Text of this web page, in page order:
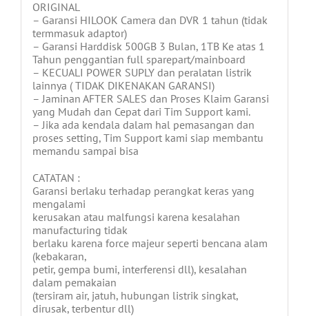
ORIGINAL
– Garansi HILOOK Camera dan DVR 1 tahun (tidak
termmasuk adaptor)
– Garansi Harddisk 500GB 3 Bulan, 1TB Ke atas 1
Tahun penggantian full sparepart/mainboard
– KECUALI POWER SUPLY dan peralatan listrik
lainnya ( TIDAK DIKENAKAN GARANSI)
– Jaminan AFTER SALES dan Proses Klaim Garansi
yang Mudah dan Cepat dari Tim Support kami.
– Jika ada kendala dalam hal pemasangan dan
proses setting, Tim Support kami siap membantu
memandu sampai bisa
CATATAN :
Garansi berlaku terhadap perangkat keras yang
mengalami
kerusakan atau malfungsi karena kesalahan
manufacturing tidak
berlaku karena force majeur seperti bencana alam
(kebakaran,
petir, gempa bumi, interferensi dll), kesalahan
dalam pemakaian
(tersiram air, jatuh, hubungan listrik singkat,
dirusak, terbentur dll)